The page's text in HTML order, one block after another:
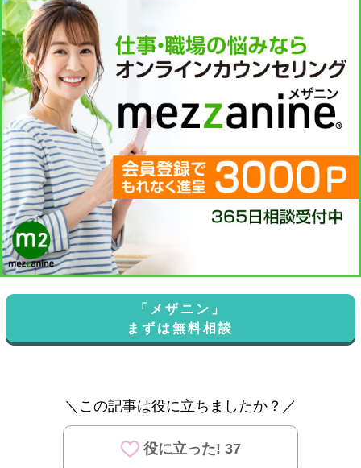
「メザニン」
まずは無料相談
＼この記事は役に立ちましたか？／
役に立った! 37